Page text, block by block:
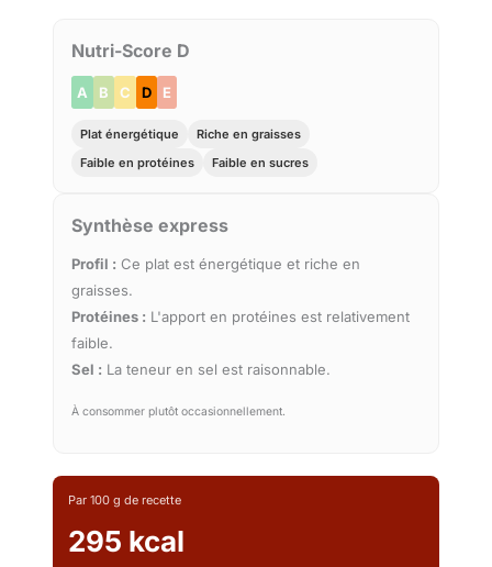
Nutri-Score D
A B C D E
Plat énergétique
Riche en graisses
Faible en protéines
Faible en sucres
Synthèse express
Profil : Ce plat est énergétique et riche en
graisses.
Protéines : L'apport en protéines est relativement
faible.
Sel : La teneur en sel est raisonnable.
À consommer plutôt occasionnellement.
Par 100 g de recette
295 kcal